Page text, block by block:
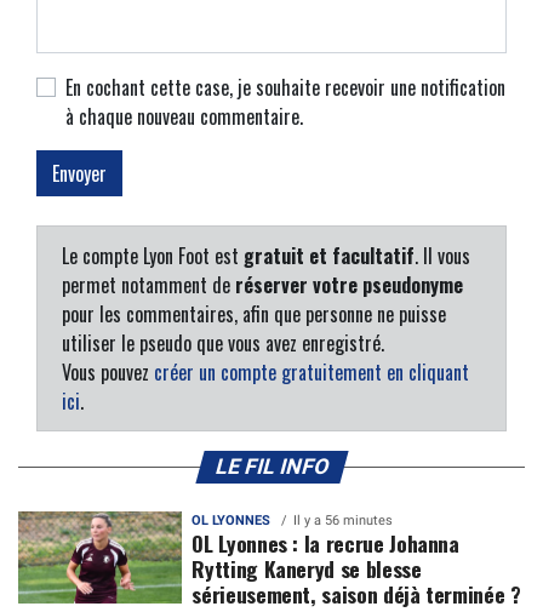
En cochant cette case, je souhaite recevoir une notification
à chaque nouveau commentaire.
Le compte Lyon Foot est gratuit et facultatif. Il vous
permet notamment de réserver votre pseudonyme
pour les commentaires, afin que personne ne puisse
utiliser le pseudo que vous avez enregistré.
Vous pouvez créer un compte gratuitement en cliquant
ici.
LE FIL INFO
OL LYONNES Il y a 56 minutes
OL Lyonnes : la recrue Johanna
Rytting Kaneryd se blesse
sérieusement, saison déjà terminée ?